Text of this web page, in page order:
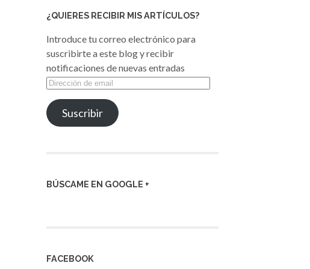
¿QUIERES RECIBIR MIS ARTÍCULOS?
Introduce tu correo electrónico para
suscribirte a este blog y recibir
notificaciones de nuevas entradas
Dirección
de
email
Suscribir
BÚSCAME EN GOOGLE +
FACEBOOK